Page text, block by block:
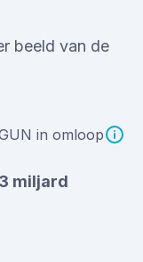
beeld van de
in omloop
3 miljard